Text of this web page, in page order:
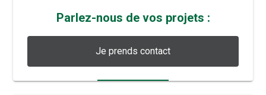
Parlez-nous de vos projets :
Je prends contact